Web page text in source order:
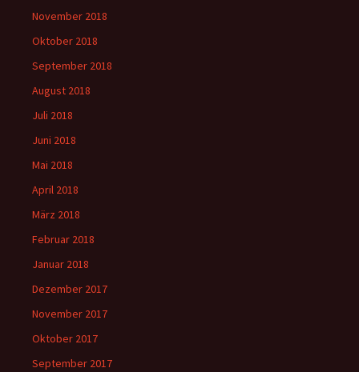
November 2018
Oktober 2018
September 2018
August 2018
Juli 2018
Juni 2018
Mai 2018
April 2018
März 2018
Februar 2018
Januar 2018
Dezember 2017
November 2017
Oktober 2017
September 2017